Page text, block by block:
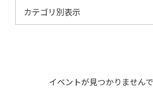
イベントが見つかりませんで